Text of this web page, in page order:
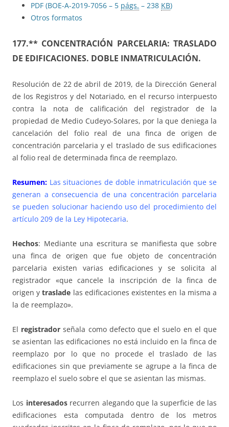
PDF (BOE-A-2019-7056 – 5 págs. – 238 KB)
Otros formatos
177.** CONCENTRACIÓN PARCELARIA: TRASLADO
DE EDIFICACIONES. DOBLE INMATRICULACIÓN.
Resolución de 22 de abril de 2019, de la Dirección General
de los Registros y del Notariado, en el recurso interpuesto
contra la nota de calificación del registrador de la
propiedad de Medio Cudeyo-Solares, por la que deniega la
cancelación del folio real de una finca de origen de
concentración parcelaria y el traslado de sus edificaciones
al folio real de determinada finca de reemplazo.
Resumen: Las situaciones de doble inmatriculación que se
generan a consecuencia de una concentración parcelaria
se pueden solucionar haciendo uso del procedimiento del
artículo 209 de la Ley Hipotecaria.
Hechos: Mediante una escritura se manifiesta que sobre
una finca de origen que fue objeto de concentración
parcelaria existen varias edificaciones y se solicita al
registrador «que cancele la inscripción de la finca de
origen ytraslade las edificaciones existentes en la misma a
la de reemplazo».
El registrador señala como defecto que el suelo en el que
se asientan las edificaciones no está incluido en la finca de
reemplazo por lo que no procede el traslado de las
edificaciones sin que previamente se agrupe a la finca de
reemplazo el suelo sobre el que se asientan las mismas.
Los interesadosrecurren alegando que la superficie de las
edificaciones esta computada dentro de los metros